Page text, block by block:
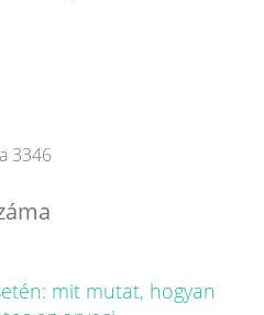
3346
mit mutat, hogyan